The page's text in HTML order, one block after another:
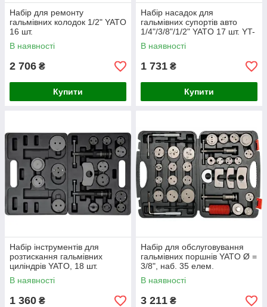
Набір для ремонту
гальмівних колодок 1/2" YATO
16 шт.
В наявності
2 706 ₴
Купити
Набір насадок для
гальмівних супортів авто
1/4"/3/8"/1/2" YATO 17 шт. YT-
06812
В наявності
1 731 ₴
Купити
Набір інструментів для
розтискання гальмівних
циліндрів YATO, 18 шт.
В наявності
1 360 ₴
Набір для обслуговування
гальмівних поршнів YATO Ø =
3/8", наб. 35 елем.
В наявності
3 211 ₴